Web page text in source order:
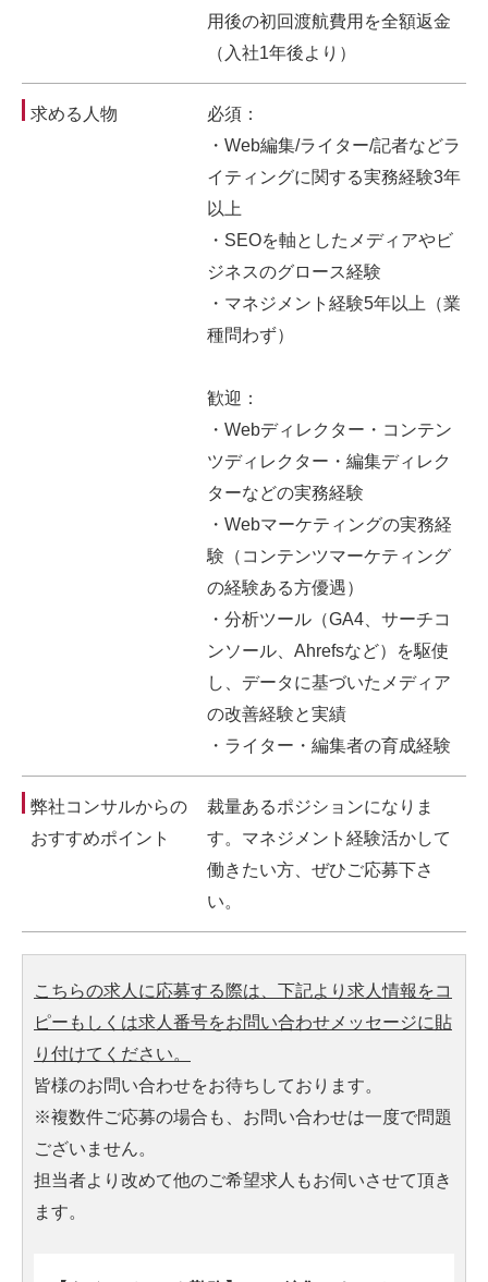
用後の初回渡航費用を全額返金
（入社1年後より）
求める人物
必須：
・Web編集/ライター/記者などラ
イティングに関する実務経験3年
以上
・SEOを軸としたメディアやビ
ジネスのグロース経験
・マネジメント経験5年以上（業
種問わず）
歓迎：
・Webディレクター・コンテン
ツディレクター・編集ディレク
ターなどの実務経験
・Webマーケティングの実務経
験（コンテンツマーケティング
の経験ある方優遇）
・分析ツール（GA4、サーチコ
ンソール、Ahrefsなど）を駆使
し、データに基づいたメディア
の改善経験と実績
・ライター・編集者の育成経験
弊社コンサルからの
おすすめポイント
裁量あるポジションになりま
す。マネジメント経験活かして
働きたい方、ぜひご応募下さ
い。
こちらの求人に応募する際は、下記より求人情報をコ
ピーもしくは求人番号をお問い合わせメッセージに貼
り付けてください。
皆様のお問い合わせをお待ちしております。
※複数件ご応募の場合も、お問い合わせは一度で問題
ございません。
担当者より改めて他のご希望求人もお伺いさせて頂き
ます。